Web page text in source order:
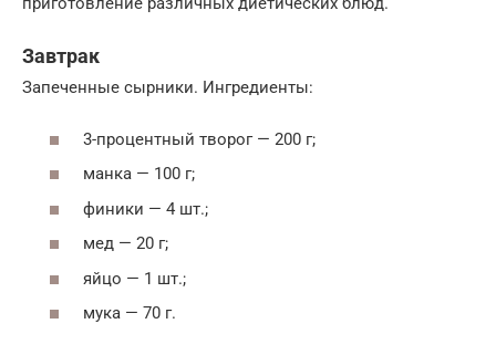
Завтрак
Запеченные сырники. Ингредиенты:
3-процентный творог — 200 г;
манка — 100 г;
финики — 4 шт.;
мед — 20 г;
яйцо — 1 шт.;
мука — 70 г.